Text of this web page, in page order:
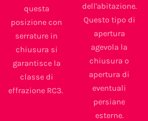
questa
posizione con
serrature in
chiusura si
garantisce la
classe di
effrazione RC3.
dell'abitazione.
Questo tipo di
apertura
agevola la
chiusura o
apertura di
eventuali
persiane
esterne.